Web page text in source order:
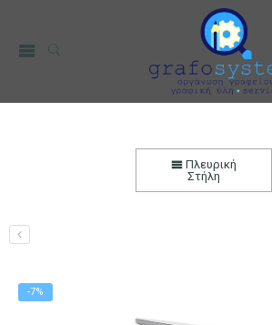
Μικρο-Συσκευές Κουζίνας
Συσκευές παραγωγής Καφέ
Συσκευές για
Πλευρική
Στήλη
-7%